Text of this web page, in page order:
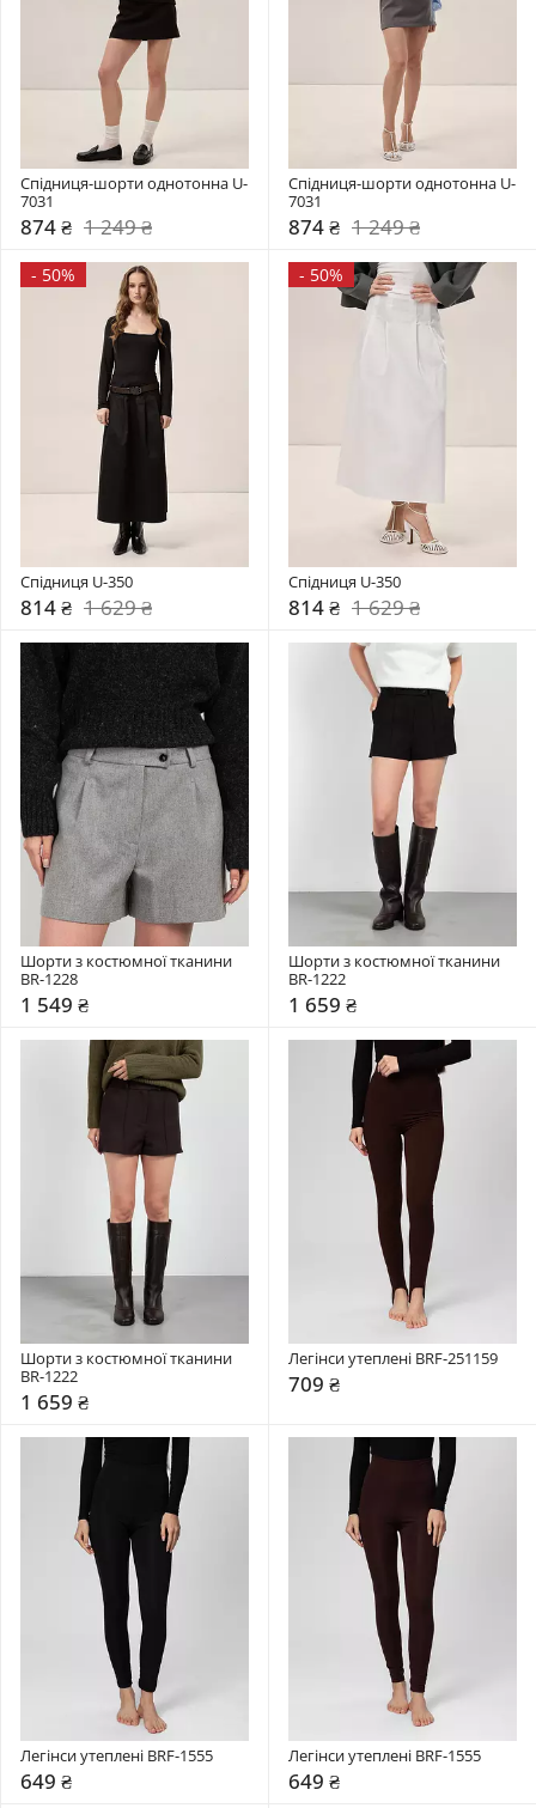
Спідниця-шорти однотонна U-
7031
874 ₴ 1 249 ₴
Спідниця-шорти однотонна U-
7031
874 ₴ 1 249 ₴
- 50%
Спідниця U-350
814 ₴ 1 629 ₴
- 50%
Спідниця U-350
814 ₴ 1 629 ₴
Шорти з костюмної тканини
BR-1228
1 549 ₴
Шорти з костюмної тканини
BR-1222
1 659 ₴
Шорти з костюмної тканини
BR-1222
1 659 ₴
Легінси утеплені BRF-251159
709 ₴
Легінси утеплені BRF-1555
649 ₴
Легінси утеплені BRF-1555
649 ₴